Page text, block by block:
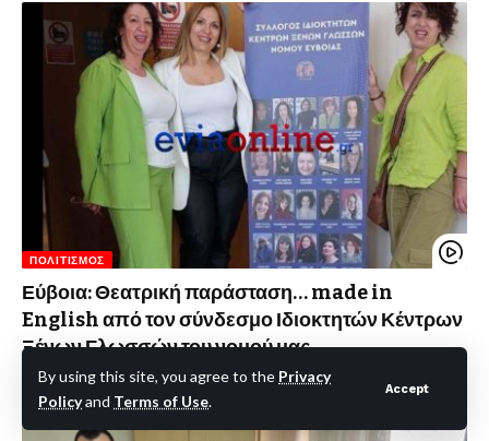
By using this site, you agree to the Privacy
Policyand Terms of Use.
Accept
ΠΟΛΙΤΙΣΜΌΣ
Εύβοια: Θεατρική παράσταση… made in
English από τον σύνδεσμο Ιδιοκτητών Κέντρων
Ξένων Γλωσσών του νομού μας
eviaonline Newsroom 11 Αυγούστου 2023